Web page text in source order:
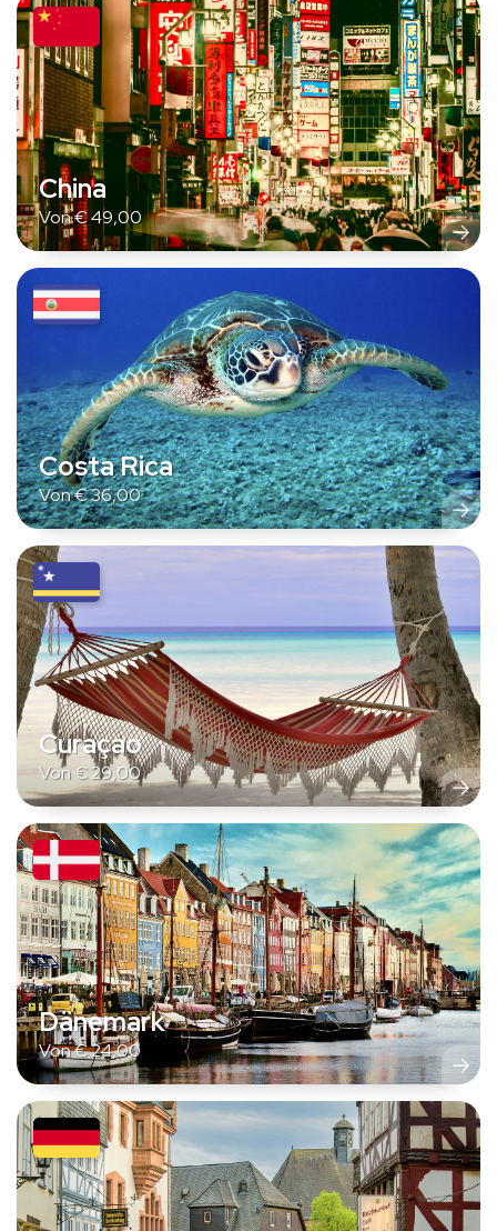
China
Von€49,00
Costa Rica
Von€36,00
Curaçao
Von€29,00
Dänemark
Von€24,00